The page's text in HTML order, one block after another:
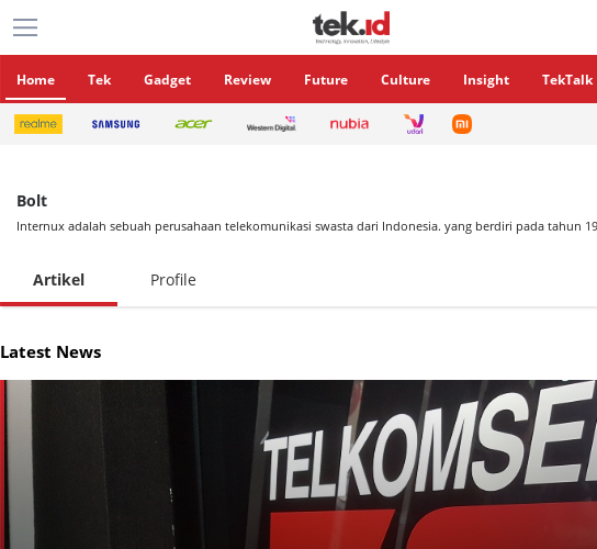
Home Tek Gadget Review Future Culture Insight TekTalk
Bolt
Internux adalah sebuah perusahaan telekomunikasi swasta dari Indonesia. yang berdiri pada tahun
Artikel Profile
Latest News